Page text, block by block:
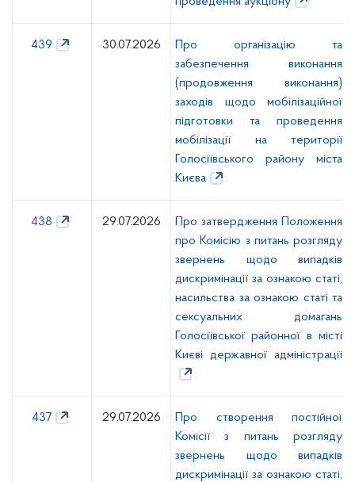
439 30.07.2026
Про організацію та
забезпечення виконання
(продовження виконання)
заходів щодо мобілізаційної
підготовки та проведення
мобілізації на території
Голосіївського району міста
Києва
438 29.07.2026
Про затвердження Положення
про Комісію з питань розгляду
звернень щодо випадків
дискримінації за ознакою статі,
насильства за ознакою статі та
сексуальних домагань
Голосіївської районної в місті
Києві державної адміністрації
437 29.07.2026
Про створення постійної
Комісії з питань розгляду
звернень щодо випадків
дискримінації за ознакою статі,